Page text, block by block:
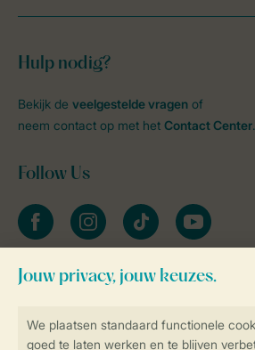
Hulp nodig?
Bekijk de veelgestelde vragen of
neem contact op met het Contact Center.
Follow Us
facebookinstagramtiktok youtube
Blijf op de hoogte